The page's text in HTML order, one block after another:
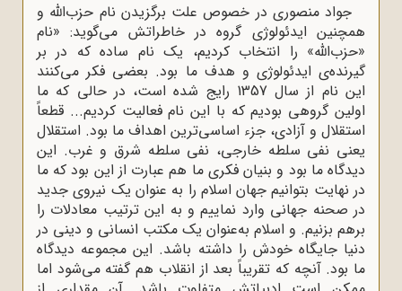
جواد منصوری در خصوص علت برگزیدن نام حزب‌الله و
همچنین ایدئولوژی گروه در خاطراتش می‌گوید: «نام
«حزب‌الله» را انتخاب کردیم، یک نام ساده که در بر
گیرنده‌ی ایدئولوژی و هدف ما بود. بعضی فکر می‌کنند
این نام از سال 1357 رایج شده است، در حالی که ما
اولین گروهی بودیم که با این نام فعالیت کردیم... قطعاً
استقلال و آزادی، جزء اساسی‌ترین اهداف ما بود. استقلال
یعنی نفی سلطه خارجی، نفی سلطه شرق و غرب. این
دیدگاه ما بود و بنیان فکری ما هم عبارت از این بود که ما
در نهایت بتوانیم جهان اسلام را به عنوان یک نیروی جدید
در صحنه جهانی وارد نماییم و به این ترتیب معادلات را
برهم بزنیم. و اسلام به‌عنوان یک مکتب انسانی و دینی در
دنیا جایگاه خودش را داشته باشد. این مجموعه دیدگاه
ما بود. آنچه که تقریباً بعد از انقلاب هم گفته می‌شود اما